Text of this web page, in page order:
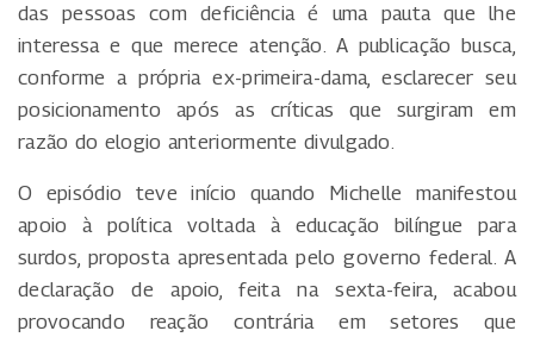
das pessoas com deficiência é uma pauta que lhe
interessa e que merece atenção. A publicação busca,
conforme a própria ex-primeira-dama, esclarecer seu
posicionamento após as críticas que surgiram em
razão do elogio anteriormente divulgado.
O episódio teve início quando Michelle manifestou
apoio à política voltada à educação bilíngue para
surdos, proposta apresentada pelo governo federal. A
declaração de apoio, feita na sexta-feira, acabou
provocando reação contrária em setores que